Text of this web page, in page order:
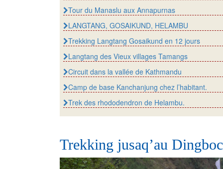
Tour du Manaslu aux Annapurnas
LANGTANG, GOSAIKUND, HELAMBU
Trekking Langtang Gosaikund en 12 jours
Langtang des Vieux villages Tamangs
Circuit dans la vallée de Kathmandu
Camp de base Kanchanjung chez l’habitant.
Trek des rhododendron de Helambu.
Trekking jusaq’au